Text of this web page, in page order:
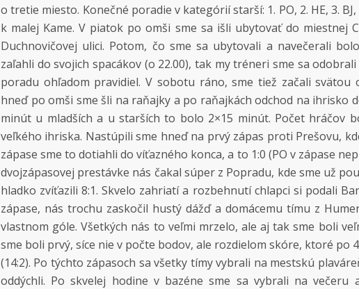
o tretie miesto. Konečné poradie v kategórií starší: 1. PO, 2. HE, 3.
k malej Kame. V piatok po omši sme sa išli ubytovať do miestnej
Duchnovičovej ulici. Potom, čo sme sa ubytovali a navečerali
zaľahli do svojich spacákov (o 22.00), tak my tréneri sme sa
poradu ohľadom pravidiel. V sobotu ráno, sme tiež začali svätou
hneď po omši sme šli na raňajky a po raňajkách odchod na ihrisko
minút u mladších a u starších to bolo 2×15 minút. Počet hráčov
veľkého ihriska. Nastúpili sme hneď na prvý zápas proti Prešovu,
zápase sme to dotiahli do víťazného konca, a to 1:0 (PO v zápase
dvojzápasovej prestávke nás čakal súper z Popradu, kde sme už
hladko zvíťazili 8:1. Skvelo zahriatí a rozbehnutí chlapci si podali
zápase, nás trochu zaskočil hustý dážď a domácemu tímu z
vlastnom góle. Všetkých nás to veľmi mrzelo, ale aj tak sme boli
sme boli prvý, síce nie v počte bodov, ale rozdielom skóre, ktoré po
(14:2). Po týchto zápasoch sa všetky tímy vybrali na mestskú
oddýchli. Po skvelej hodine v bazéne sme sa vybrali na večeru